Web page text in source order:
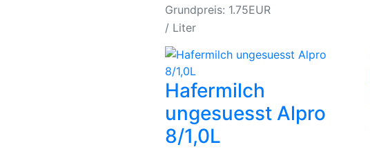
Grundpreis: 1.75EUR
/ Liter
Hafermilch
ungesuesst Alpro
8/1,0L